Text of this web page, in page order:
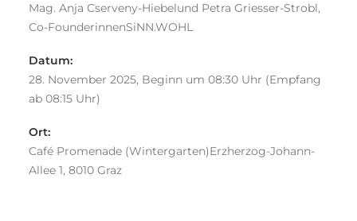
Mag. Anja Cserveny-Hiebelund Petra Griesser-Strobl,
Co-FounderinnenSiNN.WOHL
Datum:
28. November 2025, Beginn um 08:30 Uhr (Empfang
ab 08:15 Uhr)
Ort:
Café Promenade (Wintergarten)Erzherzog-Johann-
Allee 1, 8010 Graz